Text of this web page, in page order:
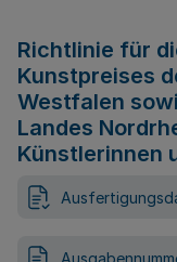
Richtlinie für
Kunstpreises
Westfalen
Landes
Künstlerinnen